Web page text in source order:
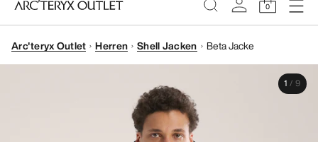
0
DAMEN
Arc'teryx Outlet Herren Shell Jacken Beta Jacke
1 / 9